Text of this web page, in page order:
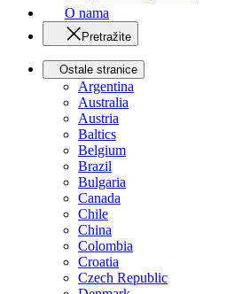
O nama
Pretražite
Ostale stranice
Argentina
Australia
Austria
Baltics
Belgium
Brazil
Bulgaria
Canada
Chile
China
Colombia
Croatia
Czech Republic